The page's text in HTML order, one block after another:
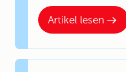
Artikel lesen